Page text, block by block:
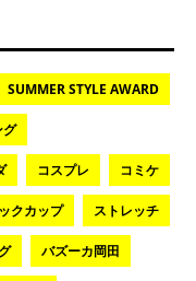
SUMMER STYLE AWARD
グ
コスプレ コミケ
クカップ ストレッチ
バズーカ岡田